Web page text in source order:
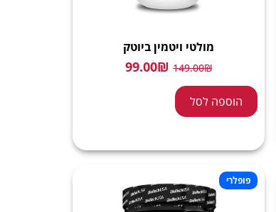
מולטי ויטמין ביוטק
149.00₪
99.00₪
הוספה לסל
פופלרי